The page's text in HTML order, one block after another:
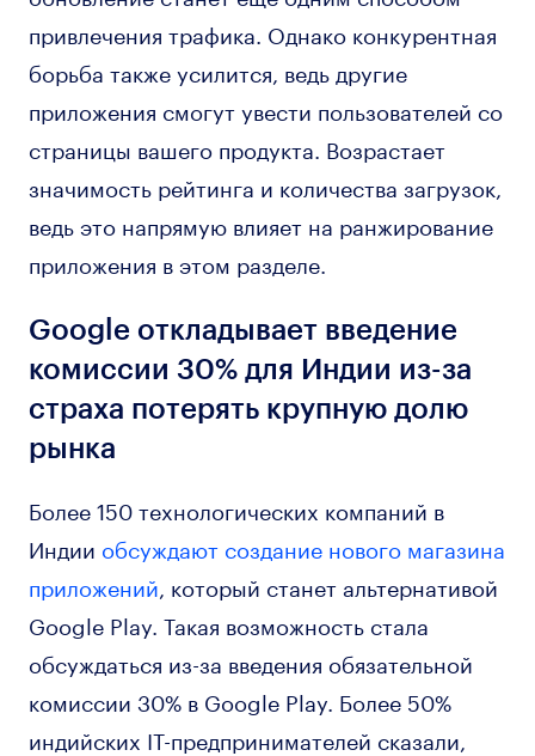
привлечения трафика. Однако конкурентная
борьба также усилится, ведь другие
приложения смогут увести пользователей со
страницы вашего продукта. Возрастает
значимость рейтинга и количества загрузок,
ведь это напрямую влияет на ранжирование
приложения в этом разделе.
Google откладывает введение
комиссии 30% для Индии из-за
страха потерять крупную долю
рынка
Более 150 технологических компаний в
Индии обсуждают создание нового магазина
приложений , который станет альтернативой
Google Play. Такая возможность стала
обсуждаться из-за введения обязательной
комиссии 30% в Google Play. Более 50%
индийских IT-предпринимателей сказали,